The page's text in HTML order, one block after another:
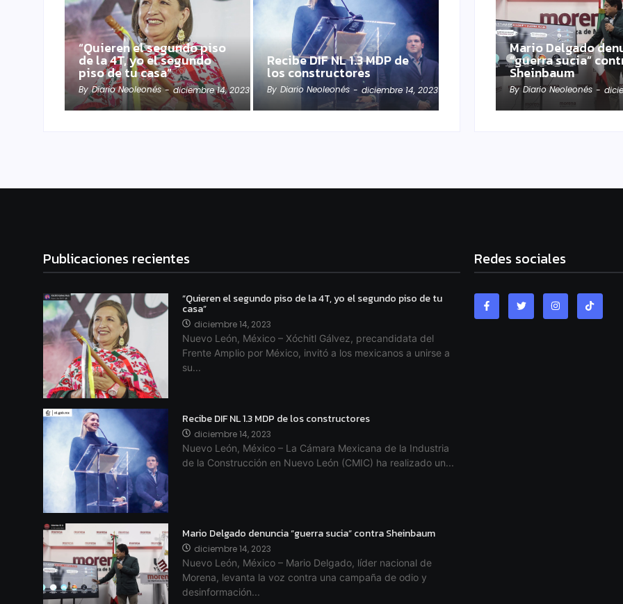
“Quieren el segundo piso
de la 4T, yo el segundo
piso de tu casa”
By Diario Neoleonés - diciembre 14, 2023
Recibe DIF NL 1.3 MDP de
los constructores
By Diario Neoleonés - diciembre 14, 2023
Mario Delgado
“guerra sucia”
Sheinbaum
By Diario Neoleonés -
Publicaciones recientes
“Quieren el segundo piso de la 4T, yo el segundo piso de tu
casa”
diciembre 14, 2023
Nuevo León, México – Xóchitl Gálvez, precandidata del
Frente Amplio por México, invitó a los mexicanos a unirse a
su...
Recibe DIF NL 1.3 MDP de los constructores
diciembre 14, 2023
Nuevo León, México – La Cámara Mexicana de la Industria
de la Construcción en Nuevo León (CMIC) ha realizado un...
Mario Delgado denuncia “guerra sucia” contra Sheinbaum
diciembre 14, 2023
Nuevo León, México – Mario Delgado, líder nacional de
Morena, levanta la voz contra una campaña de odio y
desinformación...
Redes sociales